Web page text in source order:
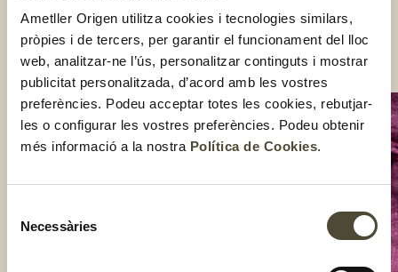
Ametller Origen utilitza cookies i tecnologies similars,
pròpies i de tercers, per garantir el funcionament del lloc
web, analitzar-ne l’ús, personalitzar continguts i mostrar
publicitat personalitzada, d’acord amb les vostres
preferències. Podeu acceptar totes les cookies, rebutjar-
les o configurar les vostres preferències. Podeu obtenir
més informació a la nostra Política de Cookies.
Necessàries
Et recomanem que facis una vinagreta amb un toc de pebre i
mel per donar-li un acabat diferent a la teva amanida.
Compartir: